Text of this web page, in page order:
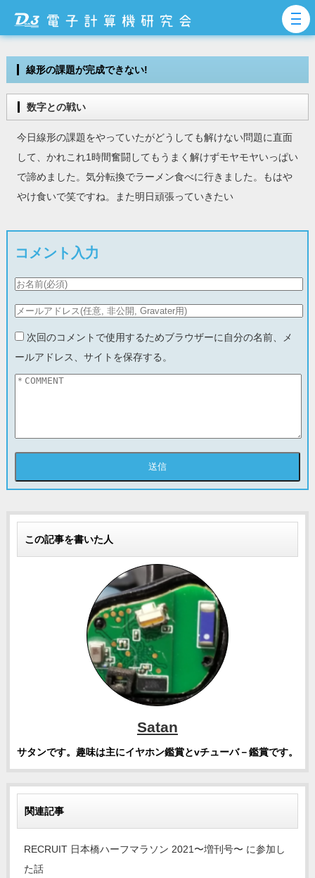
線形の課題が完成できない!
数字との戦い
今日線形の課題をやっていたがどうしても解けない問題に直面
して、かれこれ1時間奮闘してもうまく解けずモヤモヤいっぱい
で諦めました。気分転換でラーメン食べに行きました。もはや
やけ食いで笑ですね。また明日頑張っていきたい
コメント入力
次回のコメントで使用するためブラウザーに自分の名前、メ
ールアドレス、サイトを保存する。
この記事を書いた人
Satan
サタンです。趣味は主にイヤホン鑑賞とvチューバ－鑑賞です。
関連記事
RECRUIT 日本橋ハーフマラソン 2021〜増刊号〜 に参加し
た話